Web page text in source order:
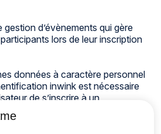
gestion d’évènements qui gère
lors de leur inscription
données à caractère personnel
inwink est nécessaire
de s’inscrire à un
au site d’un évènement, et de
relatives à l’organisation